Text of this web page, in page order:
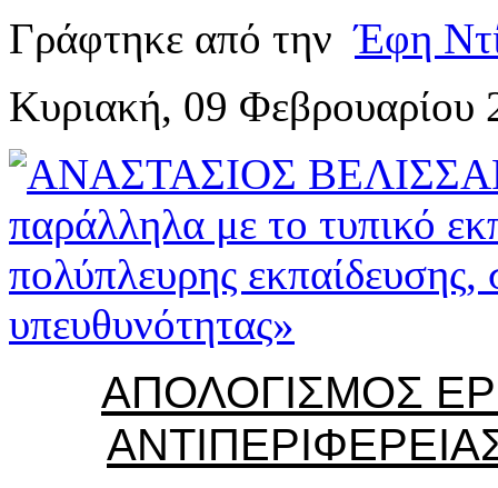
Γράφτηκε από τηνΈφη
Κυριακή, 09 Φεβρουαρίου
ΑΠΟΛΟΓΙΣΜΟΣ